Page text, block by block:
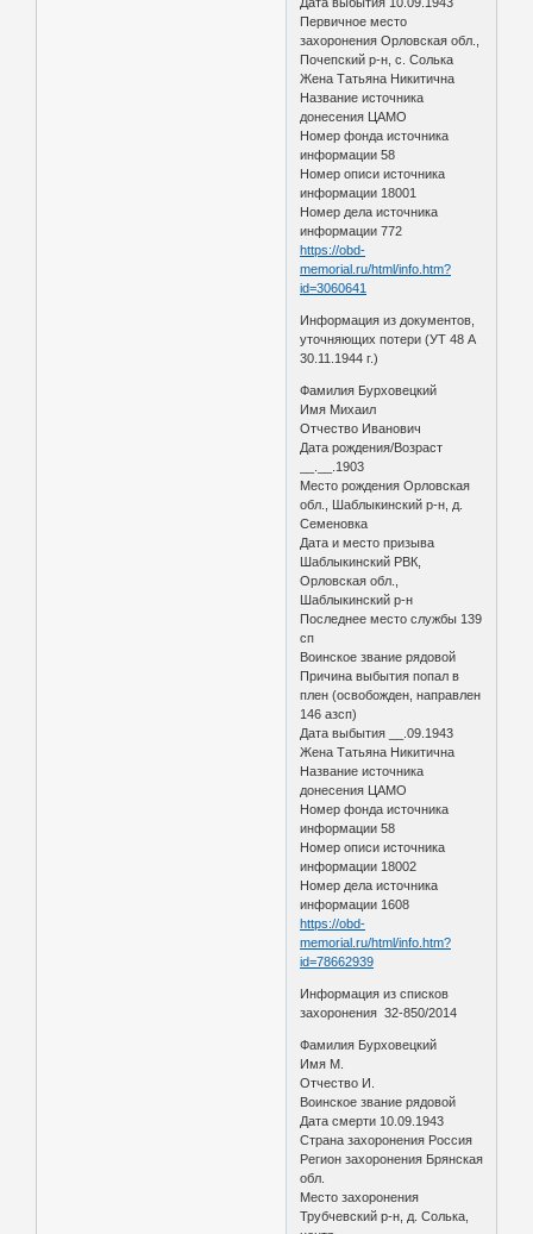
Первичное место
захоронения Орловская обл.,
Почепский р-н, с. Солька
Жена Татьяна Никитична
Название источника
донесения ЦАМО
Номер фонда источника
информации 58
Номер описи источника
информации 18001
Номер дела источника
информации 772
https://obd-
memorial.ru/html/info.htm?
id=3060641
Информация из документов,
уточняющих потери (УТ 48 А
30.11.1944 г.)
Фамилия Бурховецкий
Имя Михаил
Отчество Иванович
Дата рождения/Возраст
__.__.1903
Место рождения Орловская
обл., Шаблыкинский р-н, д.
Семеновка
Дата и место призыва
Шаблыкинский РВК,
Орловская обл.,
Шаблыкинский р-н
Последнее место службы 139
сп
Воинское звание рядовой
Причина выбытия попал в
плен (освобожден, направлен
146 азсп)
Дата выбытия __.09.1943
Жена Татьяна Никитична
Название источника
донесения ЦАМО
Номер фонда источника
информации 58
Номер описи источника
информации 18002
Номер дела источника
информации 1608
https://obd-
memorial.ru/html/info.htm?
id=78662939
Информация из списков
захоронения 32-850/2014
Фамилия Бурховецкий
Имя М.
Отчество И.
Воинское звание рядовой
Дата смерти 10.09.1943
Страна захоронения Россия
Регион захоронения Брянская
обл.
Место захоронения
Трубчевский р-н, д. Солька,